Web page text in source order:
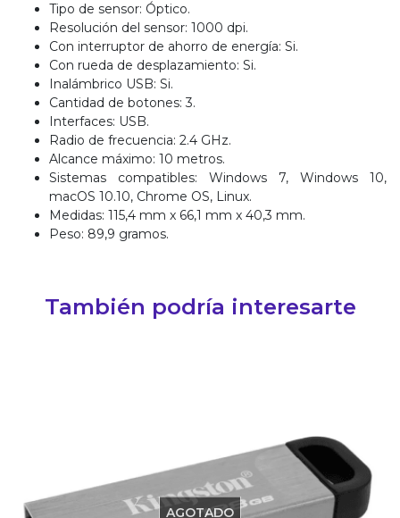
Tipo de sensor: Óptico.
Resolución del sensor: 1000 dpi.
Con interruptor de ahorro de energía: Si.
Con rueda de desplazamiento: Si.
Inalámbrico USB: Si.
Cantidad de botones: 3.
Interfaces: USB.
Radio de frecuencia: 2.4 GHz.
Alcance máximo: 10 metros.
Sistemas compatibles: Windows 7, Windows 10,
macOS 10.10, Chrome OS, Linux.
Medidas: 115,4 mm x 66,1 mm x 40,3 mm.
Peso: 89,9 gramos.
También podría interesarte
AGOTADO